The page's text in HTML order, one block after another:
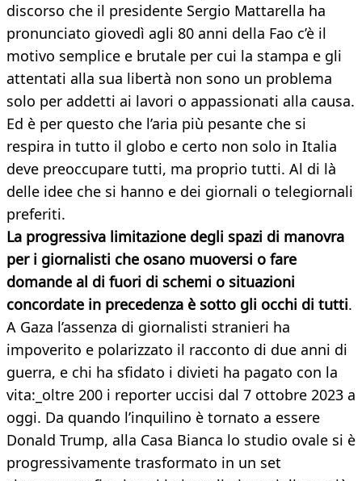
discorso che il presidente Sergio Mattarella ha
pronunciato giovedì agli 80 anni della Fao c’è il
motivo semplice e brutale per cui la stampa e gli
attentati alla sua libertà non sono un problema
solo per addetti ai lavori o appassionati alla causa.
Ed è per questo che l’aria più pesante che si
respira in tutto il globo e certo non solo in Italia
deve preoccupare tutti, ma proprio tutti. Al di là
delle idee che si hanno e dei giornali o telegiornali
preferiti.
La progressiva limitazione degli spazi di manovra
per i giornalisti che osano muoversi o fare
domande al di fuori di schemi o situazioni
concordate in precedenza è sotto gli occhi di tutti.
A Gaza l’assenza di giornalisti stranieri ha
impoverito e polarizzato il racconto di due anni di
guerra, e chi ha sfidato i divieti ha pagato con la
vita:_oltre 200 i reporter uccisi dal 7 ottobre 2023 a
oggi. Da quando l’inquilino è tornato a essere
Donald Trump, alla Casa Bianca lo studio ovale si è
progressivamente trasformato in un set